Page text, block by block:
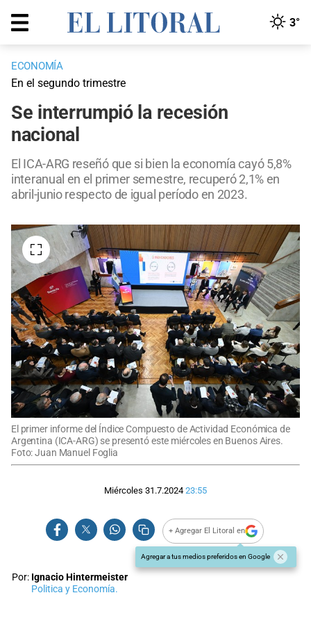
3°
ECONOMÍA
En el segundo trimestre
Se interrumpió la recesión
nacional
El ICA-ARG reseñó que si bien la economía cayó 5,8%
interanual en el primer semestre, recuperó 2,1% en
abril-junio respecto de igual período en 2023.
El primer informe del Índice Compuesto de Actividad Económica de
Argentina (ICA-ARG) se presentó este miércoles en Buenos Aires.
Foto: Juan Manuel Foglia
Miércoles 31.7.2024 23:55
+ Agregar El Litoral en
Agregar a tus medios preferidos en Google
Por: Ignacio Hintermeister
Politica y Economía.